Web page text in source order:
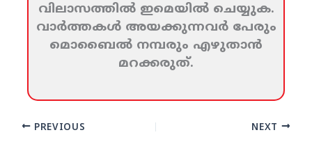
വിലാസത്തില്‍ ഇമെയില്‍ ചെയ്യുക.
വാര്‍ത്തകള്‍ അയക്കുന്നവര്‍ പേരും
മൊബൈല്‍ നമ്പരും എഴുതാന്‍
മറക്കരുത്‌.
PREVIOUS NEXT